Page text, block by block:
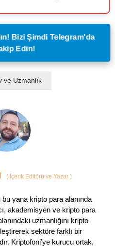
Bizi Şimdi Telegram'da
Edin!
ve Uzmanlık
( İçerik Editörü ve Yazar )
yana kripto para alanında
akademisyen ve kripto para
uzmanlığını kripto
sektöre farklı bir
Kriptofoni’ye kurucu ortak,